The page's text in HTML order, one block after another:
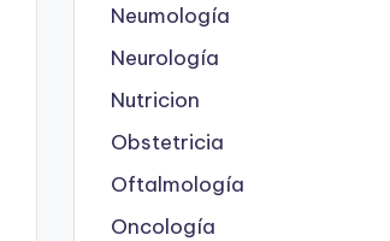
Neumología
Neurología
Nutricion
Obstetricia
Oftalmología
Oncología